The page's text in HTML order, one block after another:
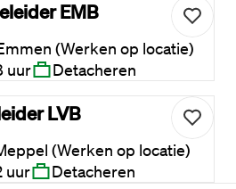
EMB
(Werken op locatie)
uur Detacheren
LVB
(Werken op locatie)
uur Detacheren